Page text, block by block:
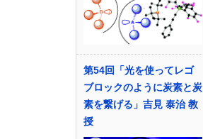
第54回「光を使ってレゴ
ブロックのように炭素と炭
素を繋げる」吉見 泰治 教
授